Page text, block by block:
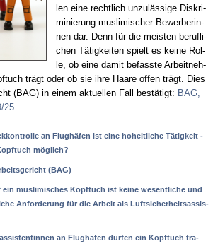
len ei­ne recht­lich un­zu­läs­si­ge Dis­kri­
mi­nie­rung mus­li­mi­scher Be­wer­be­rin­
nen dar. Denn für die meis­ten be­ruf­li­
chen Tä­tig­kei­ten spielt es kei­ne Rol­
le, ob ei­ne da­mit be­fass­te Ar­beit­neh­
trägt oder ob sie ih­re Haa­re of­fen trägt. Dies
(BAG) in ei­nem ak­tu­el­len Fall be­stä­tigt: BAG,
25.
an Flughäfen ist ei­ne ho­heit­li­che Tätig­keit -
möglich?
(BAG)
ein mus­li­mi­sches Kopf­tuch ist kei­ne we­sent­li­che und
An­for­de­rung für die Ar­beit als Luft­si­cher­heits­as­sis­
an Flughäfen dürfen ein Kopf­tuch tra­